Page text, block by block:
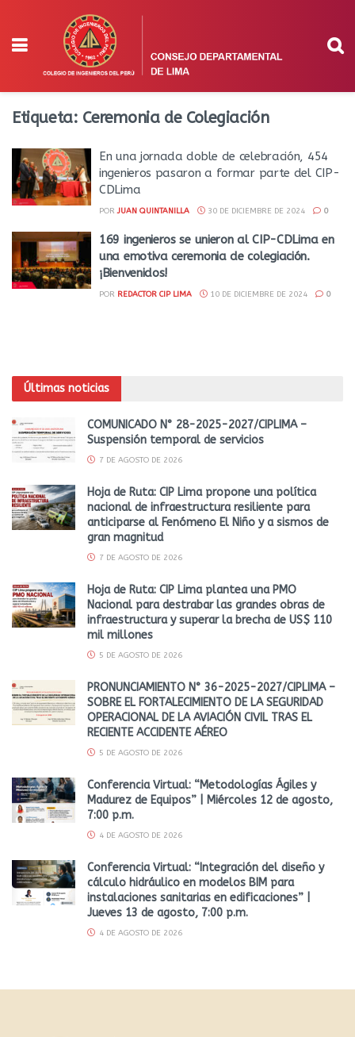
Etiqueta: Ceremonia de Colegiación
En una jornada doble de celebración, 454
ingenieros pasaron a formar parte del CIP-
CDLima
POR JUAN QUINTANILLA 30 DE DICIEMBRE DE 2024 0
169 ingenieros se unieron al CIP-CDLima en
una emotiva ceremonia de colegiación.
¡Bienvenidos!
POR REDACTOR CIP LIMA 10 DE DICIEMBRE DE 2024 0
Últimas noticias
COMUNICADO N° 28-2025-2027/CIPLIMA –
Suspensión temporal de servicios
7 DE AGOSTO DE 2026
Hoja de Ruta: CIP Lima propone una política
nacional de infraestructura resiliente para
anticiparse al Fenómeno El Niño y a sismos de
gran magnitud
7 DE AGOSTO DE 2026
Hoja de Ruta: CIP Lima plantea una PMO
Nacional para destrabar las grandes obras de
infraestructura y superar la brecha de US$ 110
mil millones
5 DE AGOSTO DE 2026
PRONUNCIAMIENTO N° 36-2025-2027/CIPLIMA –
SOBRE EL FORTALECIMIENTO DE LA SEGURIDAD
OPERACIONAL DE LA AVIACIÓN CIVIL TRAS EL
RECIENTE ACCIDENTE AÉREO
5 DE AGOSTO DE 2026
Conferencia Virtual: “Metodologías Ágiles y
Madurez de Equipos” | Miércoles 12 de agosto,
7:00 p.m.
4 DE AGOSTO DE 2026
Conferencia Virtual: “Integración del diseño y
cálculo hidráulico en modelos BIM para
instalaciones sanitarias en edificaciones” |
Jueves 13 de agosto, 7:00 p.m.
4 DE AGOSTO DE 2026